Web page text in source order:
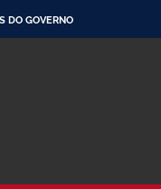
DO GOVERNO